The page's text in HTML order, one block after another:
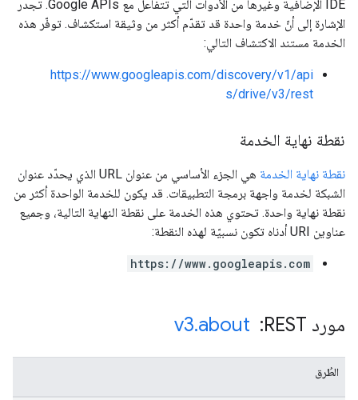
IDE الإضافية وغيرها من الأدوات التي تتفاعل مع Google APIs. تجدر
الإشارة إلى أنّ خدمة واحدة قد تقدّم أكثر من وثيقة استكشاف. توفّر هذه
الخدمة مستند الاكتشاف التالي:
https://www.googleapis.com/discovery/v1/api
s/drive/v3/rest
نقطة نهاية الخدمة
نقطة نهاية الخدمة
هي الجزء الأساسي من عنوان URL الذي يحدّد عنوان
الشبكة لخدمة واجهة برمجة التطبيقات. قد يكون للخدمة الواحدة أكثر من
نقطة نهاية واحدة. تحتوي هذه الخدمة على نقطة النهاية التالية، وجميع
عناوين URI أدناه تكون نسبيّة لهذه النقطة:
https://www.googleapis.com
مورد REST: ‏ v3.about
الطُرق